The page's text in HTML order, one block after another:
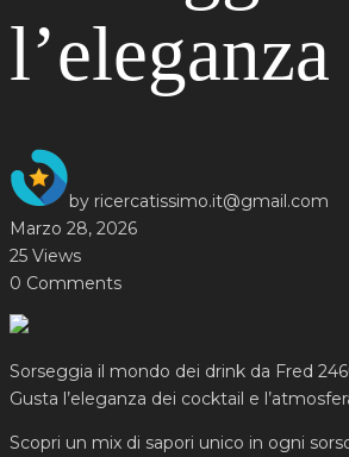
by ricercatissimo.it@gmail.com
Marzo 28, 2026
25 Views
0 Comments
Sorseggia il mondo dei drink da Fred
Gusta l’eleganza dei cocktail e
Scopri un mix di sapori unico in ogni